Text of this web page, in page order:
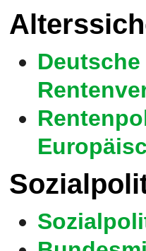
Deutsche